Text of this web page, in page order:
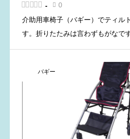
   -  0
介助用車椅子（バギー）でティル
す。折りたたみは言わずもがなで
整と体幹と骨盤のサポートパッド
体格や姿勢に合わせて調整がおこ
バギー